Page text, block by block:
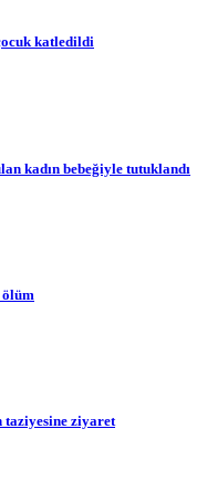
katledildi
kadın bebeğiyle tutuklandı
taziyesine ziyaret